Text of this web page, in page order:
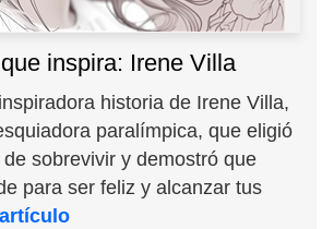
inspira: Irene Villa
historia de Irene Villa,
paralímpica, que eligió
sobrevivir y demostró que
para ser feliz y alcanzar tus